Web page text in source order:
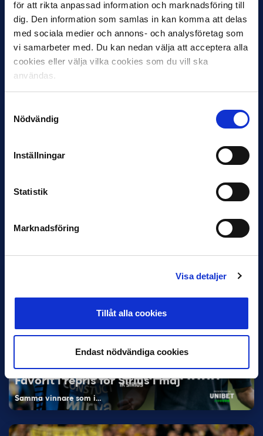
för att rikta anpassad information och marknadsföring till
dig. Den information som samlas in kan komma att delas
med sociala medier och annons- och analysföretag som
vi samarbeter med. Du kan nedan välja att acceptera alla
cookies eller välja vilka cookies som du vill ska
användas.
Nödvändig
Inställningar
Statistik
Marknadsföring
Visa detaljer
Tillåt alla cookies
Endast nödvändiga cookies
27 JULI
Joachim Björklund tar över IFK Göteborg
Under måndagseftermiddagen meddelade IFK Göteborg att
Stefan Billborns uppdrag som huvudtränare i herrlaget har
avslutats.…
12 JUNI
Favorit i repris för Sirius i maj
Samma vinnare som i…